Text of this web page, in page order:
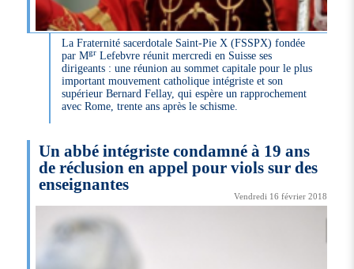
La Fraternité sacerdotale Saint-Pie X (FSSPX) fondée
par Mgr Lefebvre réunit mercredi en Suisse ses
dirigeants : une réunion au sommet capitale pour le plus
important mouvement catholique intégriste et son
supérieur Bernard Fellay, qui espère un rapprochement
avec Rome, trente ans après le schisme.
Un abbé intégriste condamné à 19 ans
de réclusion en appel pour viols sur des
enseignantes
Vendredi 16 février 2018